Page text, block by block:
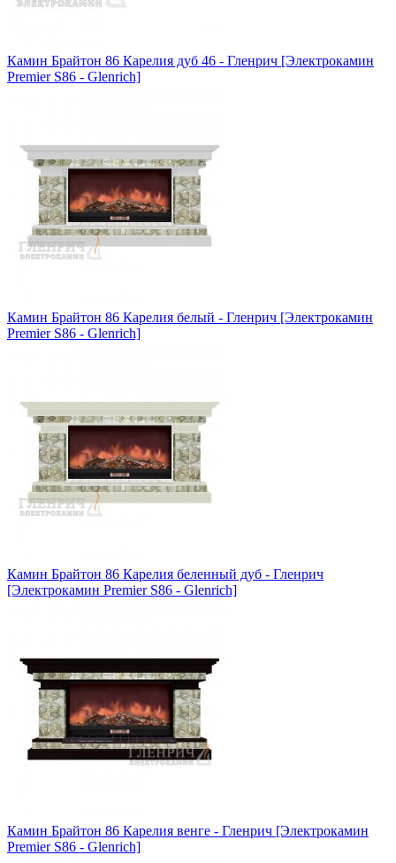
Камин Брайтон 86 Карелия дуб 46 - Гленрич [Электрокамин
Premier S86 - Glenrich]
Камин Брайтон 86 Карелия белый - Гленрич [Электрокамин
Premier S86 - Glenrich]
Камин Брайтон 86 Карелия беленный дуб - Гленрич
[Электрокамин Premier S86 - Glenrich]
Камин Брайтон 86 Карелия венге - Гленрич [Электрокамин
Premier S86 - Glenrich]